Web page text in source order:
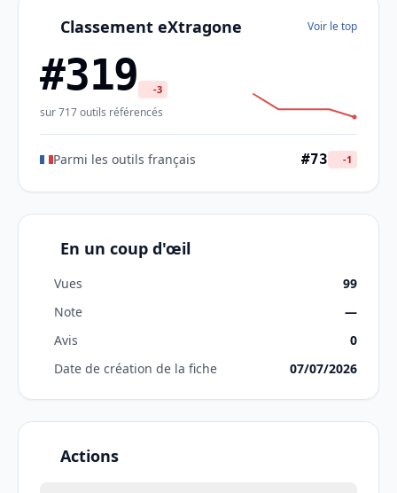
Classement eXtragone Voir le top
#319 -3
sur 717 outils référencés
Parmi les outils français #73 -1
En un coup d'œil
Vues
99
Note
—
Avis
0
Date de création de la fiche
07/07/2026
Actions